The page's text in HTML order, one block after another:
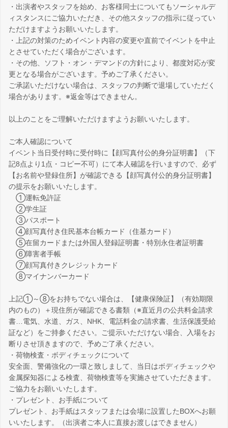
・出演者やスタッフを始め、お客様同士についてもソーシャルデ
ィスタンスにご協力いただき、その他スタッフの指示に従ってい
ただけますようお願いいたします。
・上記の対策のためイベント内容の変更や直前でイベントを中止
とさせていただく場合がございます。
・その他、ソフト・オン・デマンドの方針により、都度対応が変
更となる場合がございます。予めご了承ください。
ご承諾いただけない場合は、スタッフの判断で退場していただく
場合があります。※返金等はできません。
以上のことをご理解いただけますようお願いいたします。
ご本人確認について
イベント当日受付時に受付時に【顔写真付公的身分証明書】（下
記8点より1点・コピー不可）にて本人確認を行いますので、必ず
【お名前や登録住所】が確認できる【顔写真付公的身分証明書】
の提示をお願いいたします。
①運転免許証
②学生証
③パスポート
④顔写真付き住民基本台帳カード（住基カード）
⑤在留カードまたは外国人登録証明書・特別永住者証明書
⑥障害者手帳
⑦顔写真付きクレジットカード
⑧マイナンバーカード
上記①～⑧をお持ちでない場合は、【健康保険証】（有効期限
内のもの）＋現住所が確認できる書類（※直近月の公共料金請求
書…電気、水道、ガス、NHK、電話料金の請求書、生活保護受給
証など）をご持参ください。ご提示いただけない場合、入場をお
断りさせ頂きますので、予めご了承ください。
・荷物検査・ボディチェックについて
安全面、警備強化の一環と致しまして、当日はボディチェックや
金属探知器による検査、荷物検査等を実施させていただきます。
ご協力をお願いいたします。
・プレゼント、お手紙について
プレゼント、お手紙はスタッフまたは会場に設置したBOXへお願
いいたします。（出演者ご本人に直接お渡しはできません）